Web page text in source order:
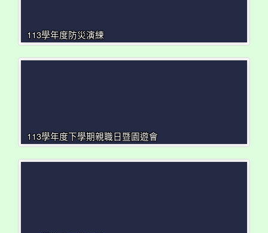
113學年度防災演練
113學年度下學期親職日暨園遊會